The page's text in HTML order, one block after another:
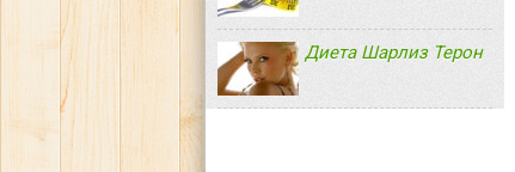
Диета Шарлиз Терон